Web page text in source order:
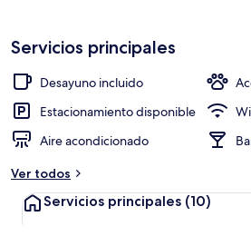
Servicios principales
Desayuno incluido
Estacionamiento disponible
Aire acondicionado
Ver todos
Servicios principales (10)